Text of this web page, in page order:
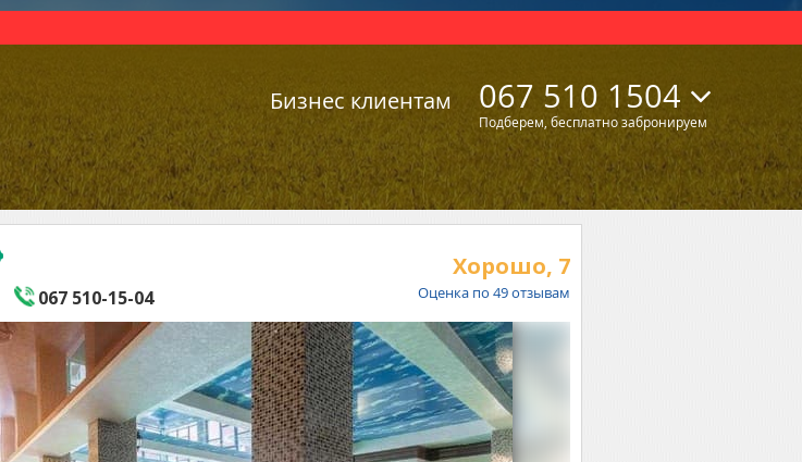
Бизнес клиентам 067 510 1504
Подберем, бесплатно забронируем
Хорошо, 7
Оценка по 49отзывам
067 510-15-04